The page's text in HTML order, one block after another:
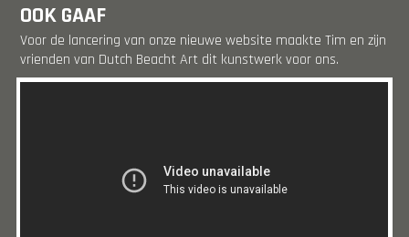
OOK GAAF
Voor de lancering van onze nieuwe website maakte Tim en zijn
vrienden van Dutch Beacht Art dit kunstwerk voor ons.